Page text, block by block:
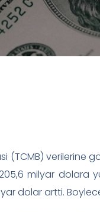
(TCMB)
milyar dolara
dolar artti.